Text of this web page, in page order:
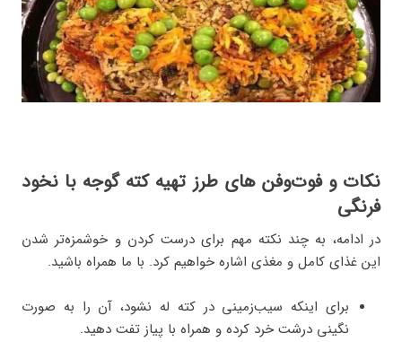
نکات و فوت‌وفن های طرز تهیه کته گوجه با نخود
فرنگی
در ادامه، به چند نکته مهم برای درست کردن و خوشمزه‌تر شدن
این غذای کامل و مغذی اشاره خواهیم کرد. با ما همراه باشید.
برای اینکه سیب‌زمینی در کته له نشود، آن را به صورت
نگینی درشت خرد کرده و همراه با پیاز تفت دهید.